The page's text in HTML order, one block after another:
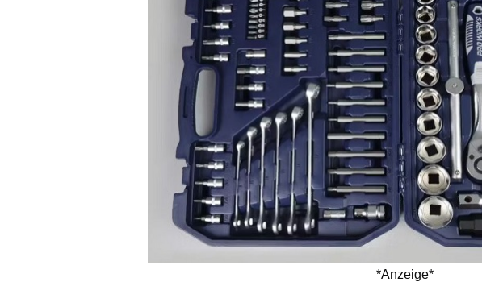
*Anzeige*